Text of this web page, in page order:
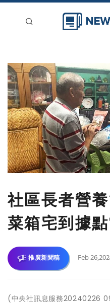
新聞稿分類
登入
刊登
社區長者營
菜箱宅到據
推廣新聞稿 Feb
(中央社訊息服務20240226